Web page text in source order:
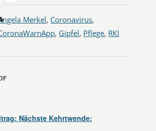
Merkel, Coronavirus,
, Gipfel, Pflege, RKI
Nächste Kehrtwende: